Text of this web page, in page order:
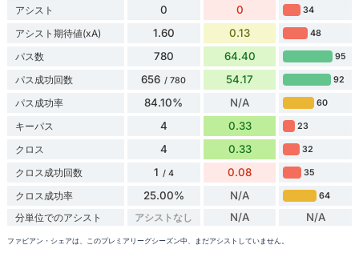
アシスト
0 0 34
アシスト期待値(xA) 1.60 0.13 48
パス数 780 64.40 95
パス成功回数 656 / 780 54.17 92
パス成功率 84.10% N/A 60
キーパス 4 0.33 23
クロス 4 0.33 32
クロス成功回数 1 / 4 0.08 35
クロス成功率 25.00% N/A 64
分単位でのアシスト アシストなし N/A N/A
ファビアン・シェアは、このプレミアリーグシーズン中、まだアシストしていません。